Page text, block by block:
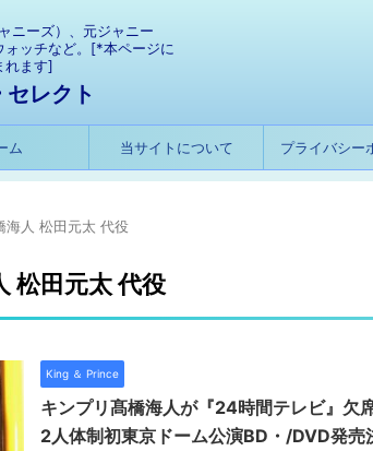
ニーズ）、元ジャニー
ォッチなど。[*本ページに
れます]
レクト
ム 当サイトについて プライバシー
海人 松田元太 代役
松田元太 代役
King ＆ Prince
キンプリ髙橋海人が『24時間テレビ』欠
2人体制初東京ドーム公演BD・/DVD発売